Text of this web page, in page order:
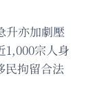
升亦加劇壓
1,000宗人身
民拘留合法